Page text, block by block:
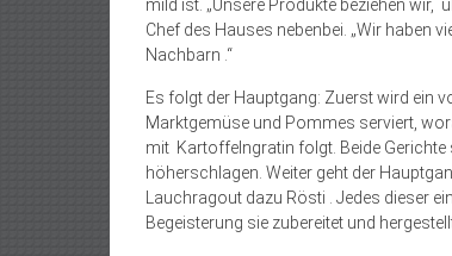
mild ist. „Unsere Produkte beziehen
Chef des Hauses nebenbei. „Wir haben
Nachbarn .“
Es folgt der Hauptgang: Zuerst wird ein
Marktgemüse und Pommes serviert,
mit Kartoffelngratin folgt. Beide
höherschlagen. Weiter geht der
Lauchragout dazu Rösti . Jedes dieser
Begeisterung sie zubereitet und